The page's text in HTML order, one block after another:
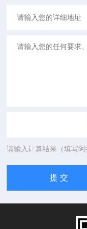
请输入计算结果（填写